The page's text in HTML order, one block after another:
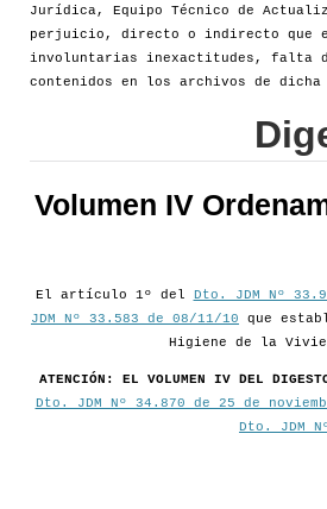
Jurídica, Equipo Técnico de
perjuicio, directo o indirecto que
involuntarias inexactitudes, falta
contenidos en los archivos de dicha
Volumen IV
El artículo 1º del Dto. JDM Nº
JDM Nº 33.583 de 08/11/10 que
Higiene de la
ATENCIÓN: EL VOLUMEN IV DEL
Dto. JDM Nº 34.870 de 25 de
Dto. JDM